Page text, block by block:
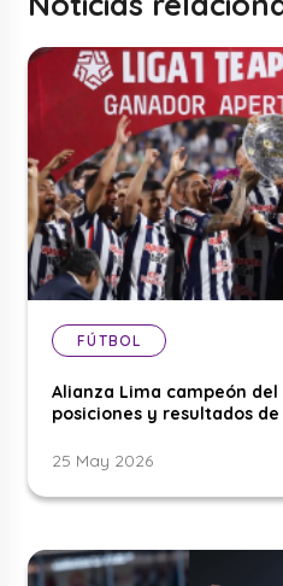
FÚTBOL
Alianza Lima campeón
posiciones y resultados de
25 May 2026